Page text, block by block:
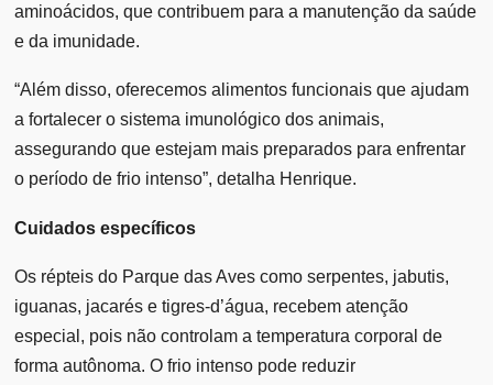
aminoácidos, que contribuem para a manutenção da saúde
e da imunidade.
“Além disso, oferecemos alimentos funcionais que ajudam
a fortalecer o sistema imunológico dos animais,
assegurando que estejam mais preparados para enfrentar
o período de frio intenso”, detalha Henrique.
Cuidados específicos
Os répteis do Parque das Aves como serpentes, jabutis,
iguanas, jacarés e tigres-d’água, recebem atenção
especial, pois não controlam a temperatura corporal de
forma autônoma. O frio intenso pode reduzir